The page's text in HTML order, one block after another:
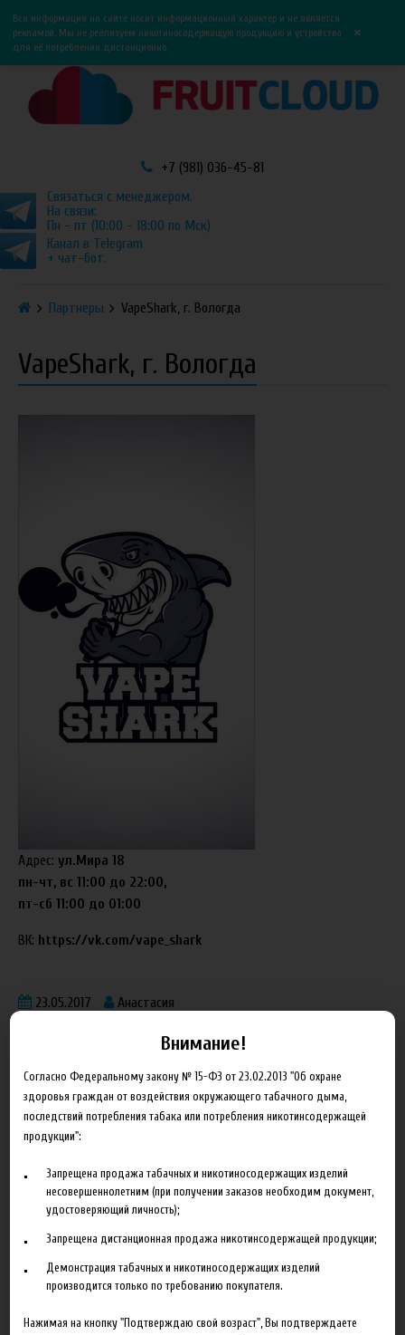
0
Вся информация на сайте носит информационный характер и не является
рекламой. Мы не реализуем никотиносодержащую продукцию и устройства
для её потребления дистанционно.
×
+7 (981) 036-45-81
Связаться с менеджером.
На связи:
Пн - пт (10:00 - 18:00 по Мск)
Канал в Telegram
+ чат-бот.
Партнеры VapeShark, г. Вологда
VapeShark, г. Вологда
Адрес: ул.Мира 18
пн-чт, вс 11:00 до 22:00,
пт-сб 11:00 до 01:00
ВК: https://vk.com/vape_shark
23.05.2017 Анастасия
Блог
Новинка HeroesFarm
Ароматизаторы Xian Taima в наличии
Новая линейка жидкостей Time Travel Machine
Поступление ароматизаторов XianTaima
Внимание!
Согласно Федеральному закону № 15-ФЗ от 23.02.2013 "Об охране
здоровья граждан от воздействия окружающего табачного дыма,
последствий потребления табака или потребления никотинсодержащей
продукции":
Запрещена продажа табачных и никотиносодержащих изделий
несовершеннолетним (при получении заказов необходим документ,
удостоверяющий личность);
Запрещена дистанционная продажа никотинсодержащей продукции;
Демонстрация табачных и никотиносодержащих изделий
производится только по требованию покупателя.
Нажимая на кнопку "Подтверждаю свой возраст", Вы подтверждаете